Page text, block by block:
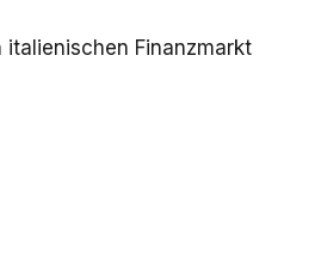
italienischen Finanzmarkt